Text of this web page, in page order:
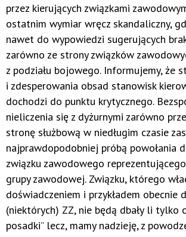
przez kierujących związkami
ostatnim wymiar wręcz skandaliczny,
nawet do wypowiedzi sugerujących
zarówno ze strony związków
z podziału bojowego. Informujemy, że
i zdesperowania obsad stanowisk
dochodzi do punktu krytycznego.
nieliczenia się z dyżurnymi zarówno
stronę służbową w niedługim czasie
najprawdopodobniej próbą powołania
związku zawodowego
grupy zawodowej. Związku, którego
doświadczeniem i przykładem obecnie
(niektórych) ZZ, nie będą dbały li tylko
posadki” lecz, mamy nadzieję, z